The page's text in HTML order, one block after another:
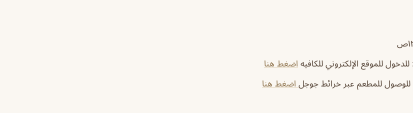
للدخول للموقع الإلكتروني للكافيه اضغط هنا
للوصول للمطعم عبر خرائط جوجل اضغط هنا